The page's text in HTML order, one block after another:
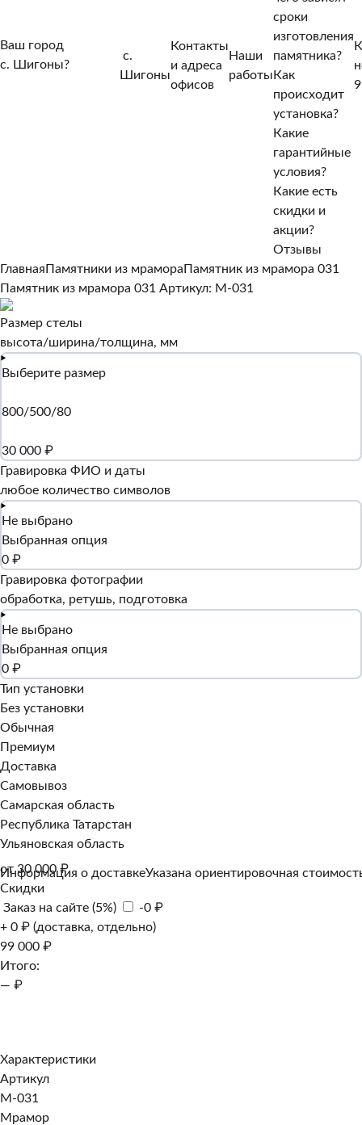
Ваш город
с. Шигоны?
с.
Шигоны
Контакты
и адреса
офисов
Наши
работы
сроки
изготовления
памятника?
Как
происходит
установка?
Какие
гарантийные
условия?
Какие есть
скидки и
акции?
Отзывы
Главная Памятники из мрамора Памятник из мрамора 031
Памятник из мрамора 031 Артикул: M-031
Размер стелы
высота/ширина/толщина, мм
Выберите размер
800/500/80
30 000 ₽
Гравировка ФИО и даты
любое количество символов
Не выбрано
Выбранная опция
0 ₽
Гравировка фотографии
обработка, ретушь, подготовка
Не выбрано
Выбранная опция
0 ₽
Тип установки
Без установки
Обычная
Премиум
Доставка
Самовывоз
Самарская область
Республика Татарстан
Ульяновская область
Информация о доставкеУказана ориентировочная
от 30 000 ₽
Скидки
Заказ на сайте (5%)
-0 ₽
+ 0 ₽ (доставка, отдельно)
99 000 ₽
Итого:
— ₽
Характеристики
Артикул
M-031
Мрамор